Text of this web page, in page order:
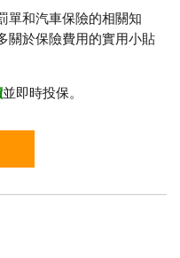
單和汽車保險的相關知
關於保險費用的實用小貼
並即時投保。